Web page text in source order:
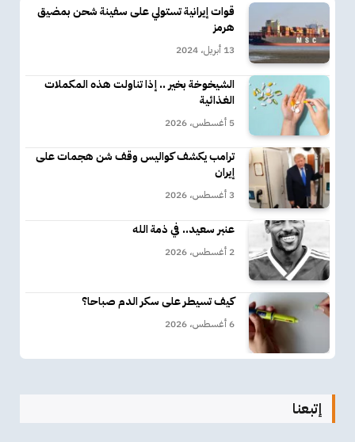
قوات إيرانية تستولي على سفينة شحن بمضيق
هرمز
13 أبريل، 2024
الشيخوخة بخير .. إذا تناولت هذه المكملات
الغذائية
5 أغسطس، 2026
ترامب يكشف كواليس وقف شن هجمات على
إيران
3 أغسطس، 2026
عنبر سعيد.. في ذمة الله
2 أغسطس، 2026
كيف تسيطر على سكر الدم صباحا؟
6 أغسطس، 2026
إتبعنا